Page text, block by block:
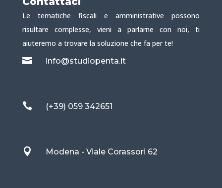
Le tematiche fiscali e amministrative possono
risultare complesse, vieni a parlarne con noi, ti
aiuteremo a trovare la soluzione che fa per te!
 info@studiopenta.it
 (+39) 059 342651
 Modena - Viale Corassori 62